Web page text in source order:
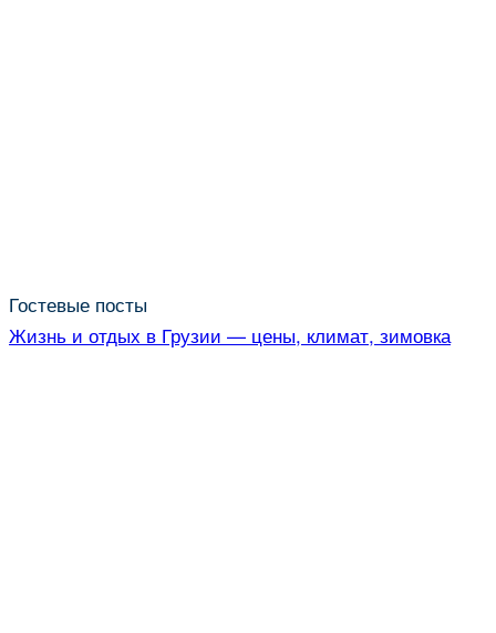
Гостевые посты
Жизнь и отдых в Грузии — цены, климат, зимовка